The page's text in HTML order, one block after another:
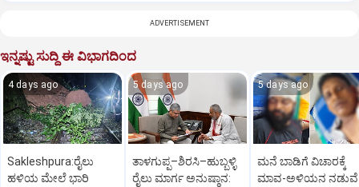
ADVERTISEMENT
ಇನ್ನಷ್ಟು ಸುದ್ದಿ ಈ ವಿಭಾಗದಿಂದ
4 days ago
Sakleshpura:ರೈಲು
ಹಳಿಯ ಮೇಲೆ ಭಾರಿ
5 days ago
ತಾಳಗುಪ್ಪ–ಶಿರಸಿ–ಹುಬ್ಬಳ್ಳಿ
ರೈಲು ಮಾರ್ಗ ಅನುಷ್ಠಾನ:
5 days ago
ಮನೆ ಬಾಡಿಗೆ ವಿಚಾರಕ್ಕೆ
ಮಾವ-ಅಳಿಯನ ನಡುವೆ